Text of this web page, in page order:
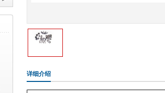
详细介绍